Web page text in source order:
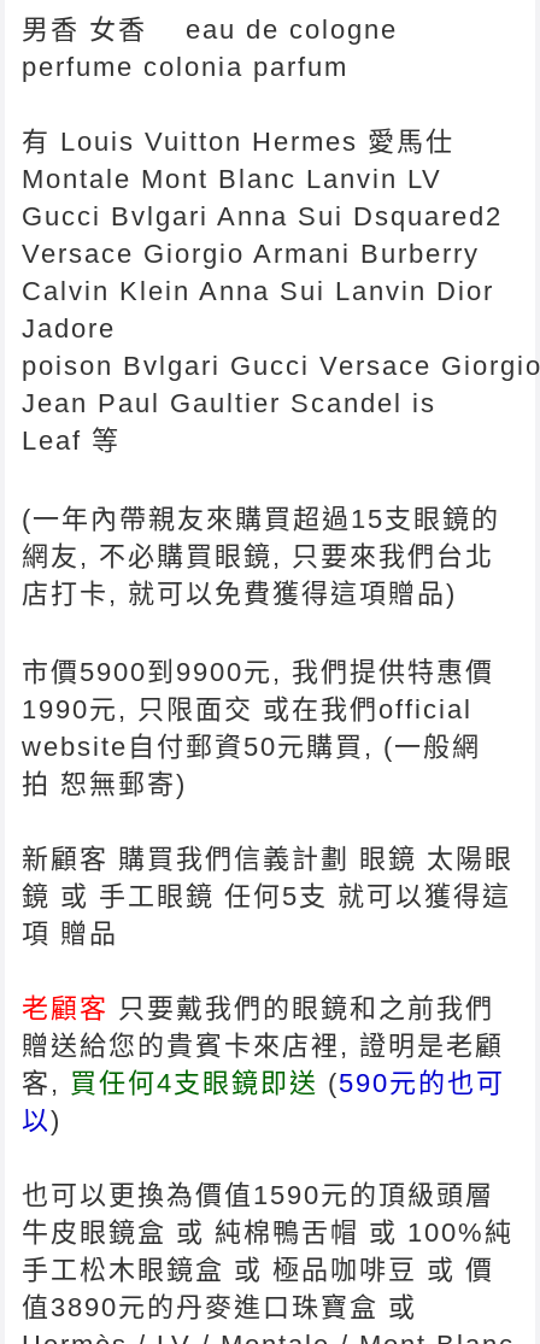
男香 女香 eau de cologne
perfume colonia parfum
有 Louis Vuitton Hermes 愛馬仕
Montale Mont Blanc Lanvin LV
Gucci Bvlgari Anna Sui Dsquared2
Versace Giorgio Armani Burberry
Calvin Klein Anna Sui Lanvin Dior
Jadore
poison Bvlgari Gucci Versace
Jean Paul Gaultier Scandel is
Leaf 等
(一年內帶親友來購買超過15支眼鏡的
網友, 不必購買眼鏡, 只要來我們台北
店打卡, 就可以免費獲得這項贈品)
市價5900到9900元, 我們提供特惠價
1990元, 只限面交 或在我們official
website自付郵資50元購買, (一般網
拍 恕無郵寄)
新顧客 購買我們信義計劃 眼鏡 太陽眼
鏡 或 手工眼鏡 任何5支 就可以獲得這
項 贈品
老顧客 只要戴我們的眼鏡和之前我們
贈送給您的貴賓卡來店裡, 證明是老顧
客, 買任何4支眼鏡即送 (590元的也可
以)
也可以更換為價值1590元的頂級頭層
牛皮眼鏡盒 或 純棉鴨舌帽 或 100%純
手工松木眼鏡盒 或 極品咖啡豆 或 價
值3890元的丹麥進口珠寶盒 或